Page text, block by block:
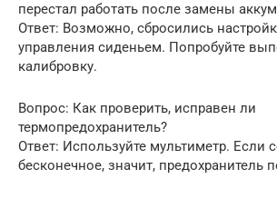
перестал работать после замены
Ответ: Возможно, сбросились
управления сиденьем. Попробуйте
калибровку.
Вопрос: Как проверить, исправен ли
термопредохранитель?
Ответ: Используйте мультиметр. Если
бесконечное, значит, предохранитель